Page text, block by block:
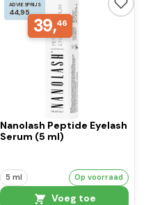
ADVIESPRIJS
44,95
39,46
Nanolash Peptide Eyelash
Serum (5 ml)
5 ml Op voorraad
Voeg toe